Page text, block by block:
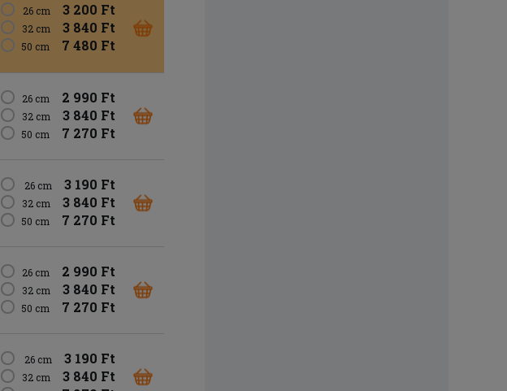
26 cm 3 200 Ft
32 cm 3 840 Ft
50 cm 7 480 Ft
26 cm 2 990 Ft
32 cm 3 840 Ft
50 cm 7 270 Ft
26 cm 3 190 Ft
32 cm 3 840 Ft
50 cm 7 270 Ft
26 cm 2 990 Ft
32 cm 3 840 Ft
50 cm 7 270 Ft
26 cm 3 190 Ft
32 cm 3 840 Ft